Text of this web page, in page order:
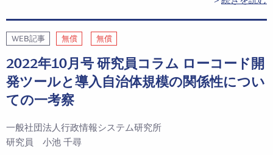
WEB記事 無償 無償
2022年10月号 研究員コラム ローコード開
発ツールと導入自治体規模の関係性につい
ての一考察
一般社団法人行政情報システム研究所
研究員 小池 千尋